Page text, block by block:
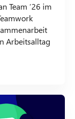
Team ’26 im
Arbeitsalltag